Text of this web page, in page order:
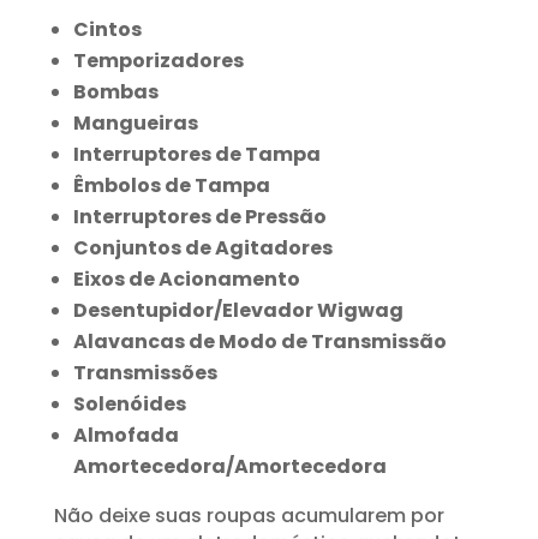
Cintos
Temporizadores
Bombas
Mangueiras
Interruptores de Tampa
Êmbolos de Tampa
Interruptores de Pressão
Conjuntos de Agitadores
Eixos de Acionamento
Desentupidor/Elevador Wigwag
Alavancas de Modo de Transmissão
Transmissões
Solenóides
Almofada
Amortecedora/Amortecedora
Não deixe suas roupas acumularem por